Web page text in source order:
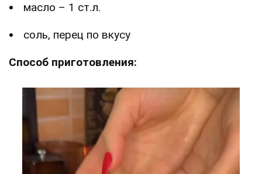
масло – 1 ст.л.
соль, перец по вкусу
Способ приготовления: